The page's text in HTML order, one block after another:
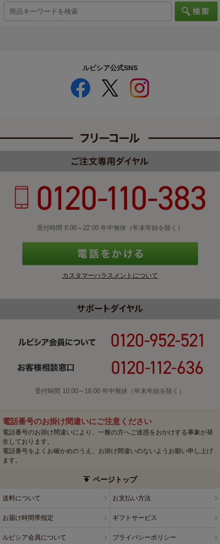
ルピシア公式SNS
受付時間 8:00～22:00 年中無休（年末年始を除く）
カスタマーハラスメントについて
受付時間 10:00～18:00 年中無休（年末年始を除く）
電話番号のお掛け間違いにご注意ください
電話番号のお掛け間違いにより、一般の方へご迷惑をおかけする事象が発
生しております。
電話番号をよくお確かめのうえ、お掛け間違いのないようお願い申し上げ
ます。
ページトップ
送料について お支払い方法
お届け時間帯指定 ギフトサービス
ルピシア会員について プライバシーポリシー